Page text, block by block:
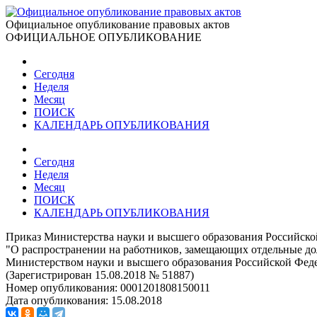
Официальное опубликование правовых актов
ОФИЦИАЛЬНОЕ ОПУБЛИКОВАНИЕ
Сегодня
Неделя
Месяц
ПОИСК
КАЛЕНДАРЬ ОПУБЛИКОВАНИЯ
Сегодня
Неделя
Месяц
ПОИСК
КАЛЕНДАРЬ ОПУБЛИКОВАНИЯ
Приказ Министерства науки и высшего образования
"О распространении на работников, замещающих отдельные
Министерством науки и высшего образования Российской
(Зарегистрирован 15.08.2018 № 51887)
Номер опубликования: 0001201808150011
Дата опубликования: 15.08.2018